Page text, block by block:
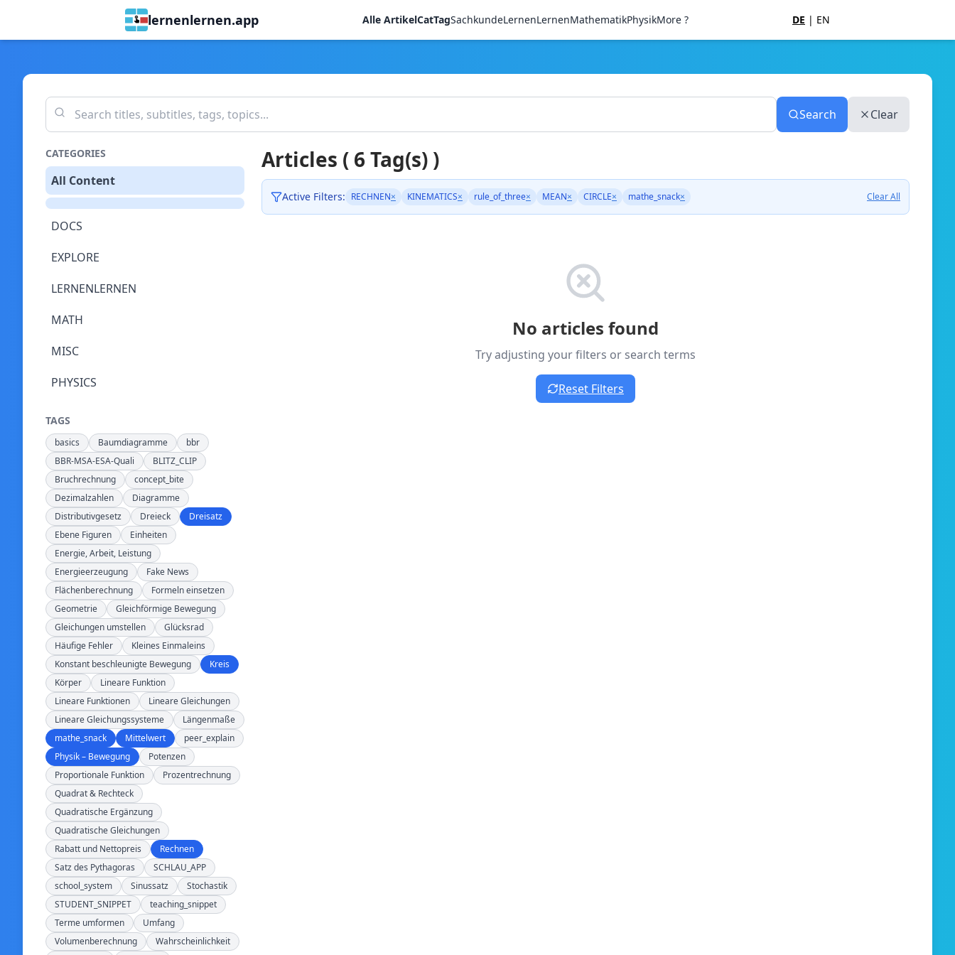
lernenlernen.app Alle ArtikelCatTagSachkundeLernenLernenMathematikPhysikMore ? DE | EN
Search Clear
CATEGORIES
All Content
DOCS
EXPLORE
LERNENLERNEN
MATH
MISC
PHYSICS
TAGS
basics Baumdiagramme
bbr
BBR-MSA-ESA-Quali
BLITZ_CLIP
Bruchrechnung
concept_bite
Dezimalzahlen
Diagramme
Distributivgesetz
Dreieck
Dreisatz
Ebene Figuren
Einheiten
Energie, Arbeit, Leistung
Energieerzeugung
Fake News
Flächenberechnung
Formeln einsetzen
Geometrie
Gleichförmige Bewegung
Gleichungen umstellen
Glücksrad
Häufige Fehler
Kleines Einmaleins
Konstant beschleunigte Bewegung
Kreis
Körper
Lineare Funktion
Lineare Funktionen
Lineare Gleichungen
Lineare Gleichungssysteme
Längenmaße
mathe_snack
Mittelwert
peer_explain
Physik – Bewegung
Potenzen
Proportionale Funktion
Prozentrechnung
Quadrat & Rechteck
Quadratische Ergänzung
Quadratische Gleichungen
Rabatt und Nettopreis
Rechnen
Satz des Pythagoras
SCHLAU_APP
school_system
Sinussatz
Stochastik
STUDENT_SNIPPET
teaching_snippet
Terme umformen
Umfang
Volumenberechnung
Wahrscheinlichkeit
Articles ( 6 Tag(s) )
Active Filters: RECHNEN× KINEMATICS× rule_of_three× MEAN× CIRCLE× mathe_snack× Clear All
No articles found
Try adjusting your filters or search terms
Reset Filters